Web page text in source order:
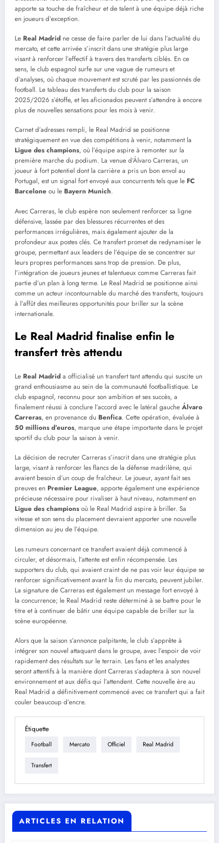
apporte sa touche de fraîcheur et de talent à une équipe déjà riche
en joueurs d’exception.
Le Real Madrid ne cesse de faire parler de lui dans l’actualité du
mercato, et cette arrivée s’inscrit dans une stratégie plus large
visant à renforcer l’effectif à travers des transferts ciblés. En ce
sens, le club espagnol surfe sur une vague de rumeurs et
d’analyses, où chaque mouvement est scruté par les passionnés de
football. Le tableau des transferts du club pour la saison
2025/2026 s’étoffe, et les aficionados peuvent s’attendre à encore
plus de nouvelles sensations pour les mois à venir.
Carnet d’adresses rempli, le Real Madrid se positionne
stratégiquement en vue des compétitions à venir, notamment la
Ligue des champions, où l’équipe aspire à remonter sur la
première marche du podium. La venue d’Álvaro Carreras, un
joueur à fort potentiel dont la carrière a pris un bon envol au
Portugal, est un signal fort envoyé aux concurrents tels que le FC
Barcelone ou le Bayern Munich.
Avec Carreras, le club espère non seulement renforcer sa ligne
défensive, lassée par des blessures récurrentes et des
performances irrégulières, mais également ajouter de la
profondeur aux postes clés. Ce transfert promet de redynamiser le
groupe, permettant aux leaders de l’équipe de se concentrer sur
leurs propres performances sans trop de pression. De plus,
l’intégration de joueurs jeunes et talentueux comme Carreras fait
partie d’un plan à long terme. Le Real Madrid se positionne ainsi
comme un acteur incontournable du marché des transferts, toujours
à l’affût des meilleures opportunités pour briller sur la scène
internationale.
Le Real Madrid finalise enfin le
transfert très attendu
Le Real Madrid a officialisé un transfert tant attendu qui suscite un
grand enthousiasme au sein de la communauté footballistique. Le
club espagnol, reconnu pour son ambition et ses succès, a
finalement réussi à conclure l’accord avec le latéral gauche Álvaro
Carreras, en provenance du Benfica. Cette opération, évaluée à
50 millions d’euros, marque une étape importante dans le projet
sportif du club pour la saison à venir.
La décision de recruter Carreras s’inscrit dans une stratégie plus
large, visant à renforcer les flancs de la défense madrilène, qui
avaient besoin d’un coup de fraîcheur. Le joueur, ayant fait ses
preuves en Premier League, apporte également une expérience
précieuse nécessaire pour rivaliser à haut niveau, notamment en
Ligue des champions où le Real Madrid aspire à briller. Sa
vitesse et son sens du placement devraient apporter une nouvelle
dimension au jeu de l’équipe.
Les rumeurs concernant ce transfert avaient déjà commencé à
circuler, et désormais, l’attente est enfin récompensée. Les
supporters du club, qui avaient craint de ne pas voir leur équipe se
renforcer significativement avant la fin du mercato, peuvent jubiler.
La signature de Carreras est également un message fort envoyé à
la concurrence; le Real Madrid reste déterminé à se battre pour le
titre et à continuer de bâtir une équipe capable de briller sur la
scène européenne.
Alors que la saison s’annonce palpitante, le club s’apprête à
intégrer son nouvel attaquant dans le groupe, avec l’espoir de voir
rapidement des résultats sur le terrain. Les fans et les analystes
seront attentifs à la manière dont Carreras s’adaptera à son nouvel
environnement et aux défis qui l’attendent. Cette nouvelle ère au
Real Madrid a définitivement commencé avec ce transfert qui a fait
couler beaucoup d’encre.
Étiquette
Football Mercato Officiel Real Madrid
Transfert
ARTICLES EN RELATION